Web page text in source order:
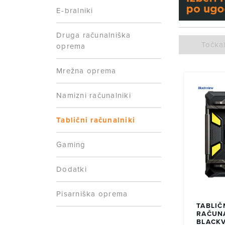
E-bralniki
Druga računalniška
oprema
Mrežna oprema
Namizni računalniki
Tablični računalniki
Gaming
Dodatki
Pisarniška oprema
Idealne
Posebej za
odlične
Za
Za vse, ki
Samsung
Te tablice
videoklice,
Za